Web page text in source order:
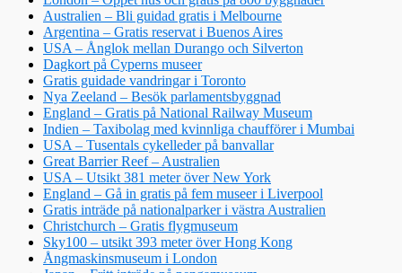
Australien – Bli guidad gratis i Melbourne
Argentina – Gratis reservat i Buenos Aires
USA – Ånglok mellan Durango och Silverton
Dagkort på Cyperns museer
Gratis guidade vandringar i Toronto
Nya Zeeland – Besök parlamentsbyggnad
England – Gratis på National Railway Museum
Indien – Taxibolag med kvinnliga chaufförer i Mumbai
USA – Tusentals cykelleder på banvallar
Great Barrier Reef – Australien
USA – Utsikt 381 meter över New York
England – Gå in gratis på fem museer i Liverpool
Gratis inträde på nationalparker i västra Australien
Christchurch – Gratis flygmuseum
Sky100 – utsikt 393 meter över Hong Kong
Ångmaskinsmuseum i London